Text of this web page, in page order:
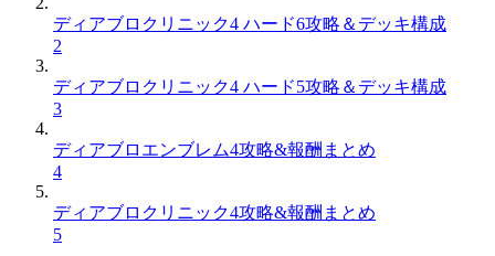
ディアブロクリニック4 ハード6攻略＆デッキ構成
2
ディアブロクリニック4 ハード5攻略＆デッキ構成
3
ディアブロエンブレム4攻略&報酬まとめ
4
ディアブロクリニック4攻略&報酬まとめ
5